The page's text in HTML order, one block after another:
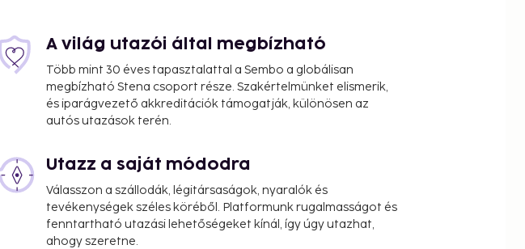
A világ utazói által megbízható
Több mint 30 éves tapasztalattal a Sembo a globálisan
megbízható Stena csoport része. Szakértelmünket elismerik,
és iparágvezető akkreditációk támogatják, különösen az
autós utazások terén.
Utazz a saját módodra
Válasszon a szállodák, légitársaságok, nyaralók és
tevékenységek széles köréből. Platformunk rugalmasságot és
fenntartható utazási lehetőségeket kínál, így úgy utazhat,
ahogy szeretne.